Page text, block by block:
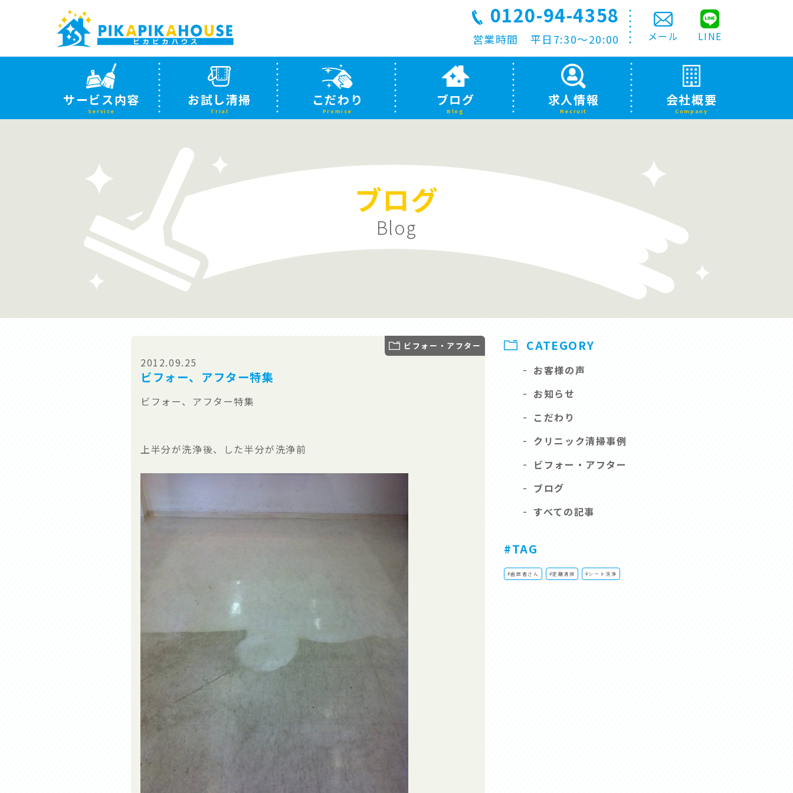
0120-94-4358
営業時間 平日7:30〜20:00 LINE
メール
サービス内容
Service
お試し清掃
Trial
こだわり
Promise
ブログ
Blog
求人情報
Recruit
会社概要
Company
ブログ
Blog
ビフォー・アフター
2012.09.25
ビフォー、アフター特集
ビフォー、アフター特集
上半分が洗浄後、した半分が洗浄前
CATEGORY
- お客様の声
- お知らせ
- こだわり
- クリニック清掃事例
- ビフォー・アフター
- ブログ
- すべての記事
#TAG
#歯医者さん #定期清掃 #シート洗浄